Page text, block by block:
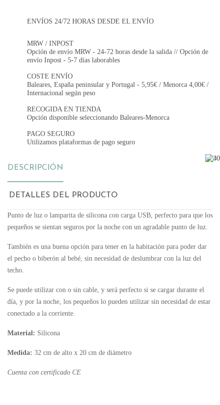
ENVÍOS 24/72 HORAS DESDE EL ENVÍO
MRW / INPOST
Opción de envío MRW - 24-72 horas desde la salida // Opción de
envío Inpost - 5-7 días laborables
COSTE ENVÍO
Baleares, España peninsular y Portugal - 5,95€ / Menorca 4,00€ /
Internacional según peso
RECOGIDA EN TIENDA
Opción disponible seleccionando Baleares-Menorca
PAGO SEGURO
Utilizamos plataformas de pago seguro
DESCRIPCIÓN
DETALLES DEL PRODUCTO
Punto de luz o lamparita de silicona con carga USB, perfecto para que los
pequeños se sientan seguros por la noche con un agradable punto de luz.
También es una buena opción para tener en la habitación para poder dar
el pecho o biberón al bebé, sin necesidad de deslumbrar con la luz del
techo.
Se puede utilizar con o sin cable, y será perfecto si se cargar durante el
día, y por la noche, los pequeños lo pueden utilizar sin necesidad de estar
conectado a la corriente.
Material: Silicona
Medida: 32 cm de alto x 20 cm de diámetro
Cuenta con certificado CE